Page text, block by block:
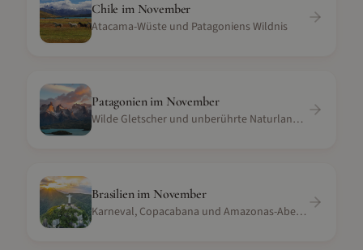
Chile im November
Atacama-Wüste und Patagoniens Wildnis
Patagonienim November
Wilde Gletscher und unberührte Naturlandschaft
Brasilienim November
Karneval, Copacabana und Amazonas-Abenteuer